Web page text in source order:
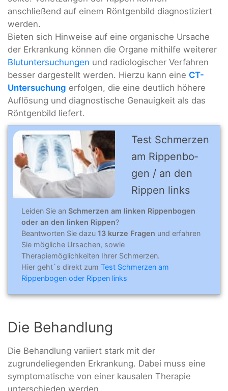
anschließend auf einem Röntgenbild diagnostiziert
werden.
Bieten sich Hinweise auf eine organische Ursache
der Erkrankung können die Organe mithilfe weiterer
Blutuntersuchungen und radiologischer Verfahren
besser dargestellt werden. Hierzu kann eine CT-
Untersuchung erfolgen, die eine deutlich höhere
Auflösung und diagnostische Genauigkeit als das
Röntgenbild liefert.
Test Schmer­zen
am Rip­pen­bo­
gen / an den
Rip­pen links
Leiden Sie an Schmerzen am linken Rippenbogen
oder an den linken Rippen?
Beantworten Sie dazu 13 kurze Fragen und erfahren
Sie mögliche Ursachen, sowie
Therapiemöglichkeiten Ihrer Schmerzen.
Hier geht`s direkt zum Test Schmerzen am
Rippenbogen oder Rippen links
Die Behandlung
Die Behandlung variiert stark mit der
zugrundeliegenden Erkrankung. Dabei muss eine
symptomatische von einer kausalen Therapie
unterschieden werden.